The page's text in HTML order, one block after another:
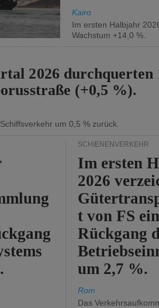
Kairo
Im ersten Halbjahr
Wachstum +14,0 %.
2026 durchquerten
(+0,5 %).
um 0,5 % zurück.
SCHIENENVERKEHR
Im ersten
2026
t von FS
Rückgang
um 2,7 %.
Rom
Das